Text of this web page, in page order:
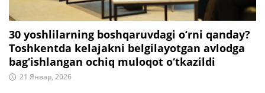
30 yoshlilarning boshqaruvdagi o‘rni qanday?
Toshkentda kelajakni belgilayotgan avlodga
bag‘ishlangan ochiq muloqot o‘tkazildi
21 Январ, 2026